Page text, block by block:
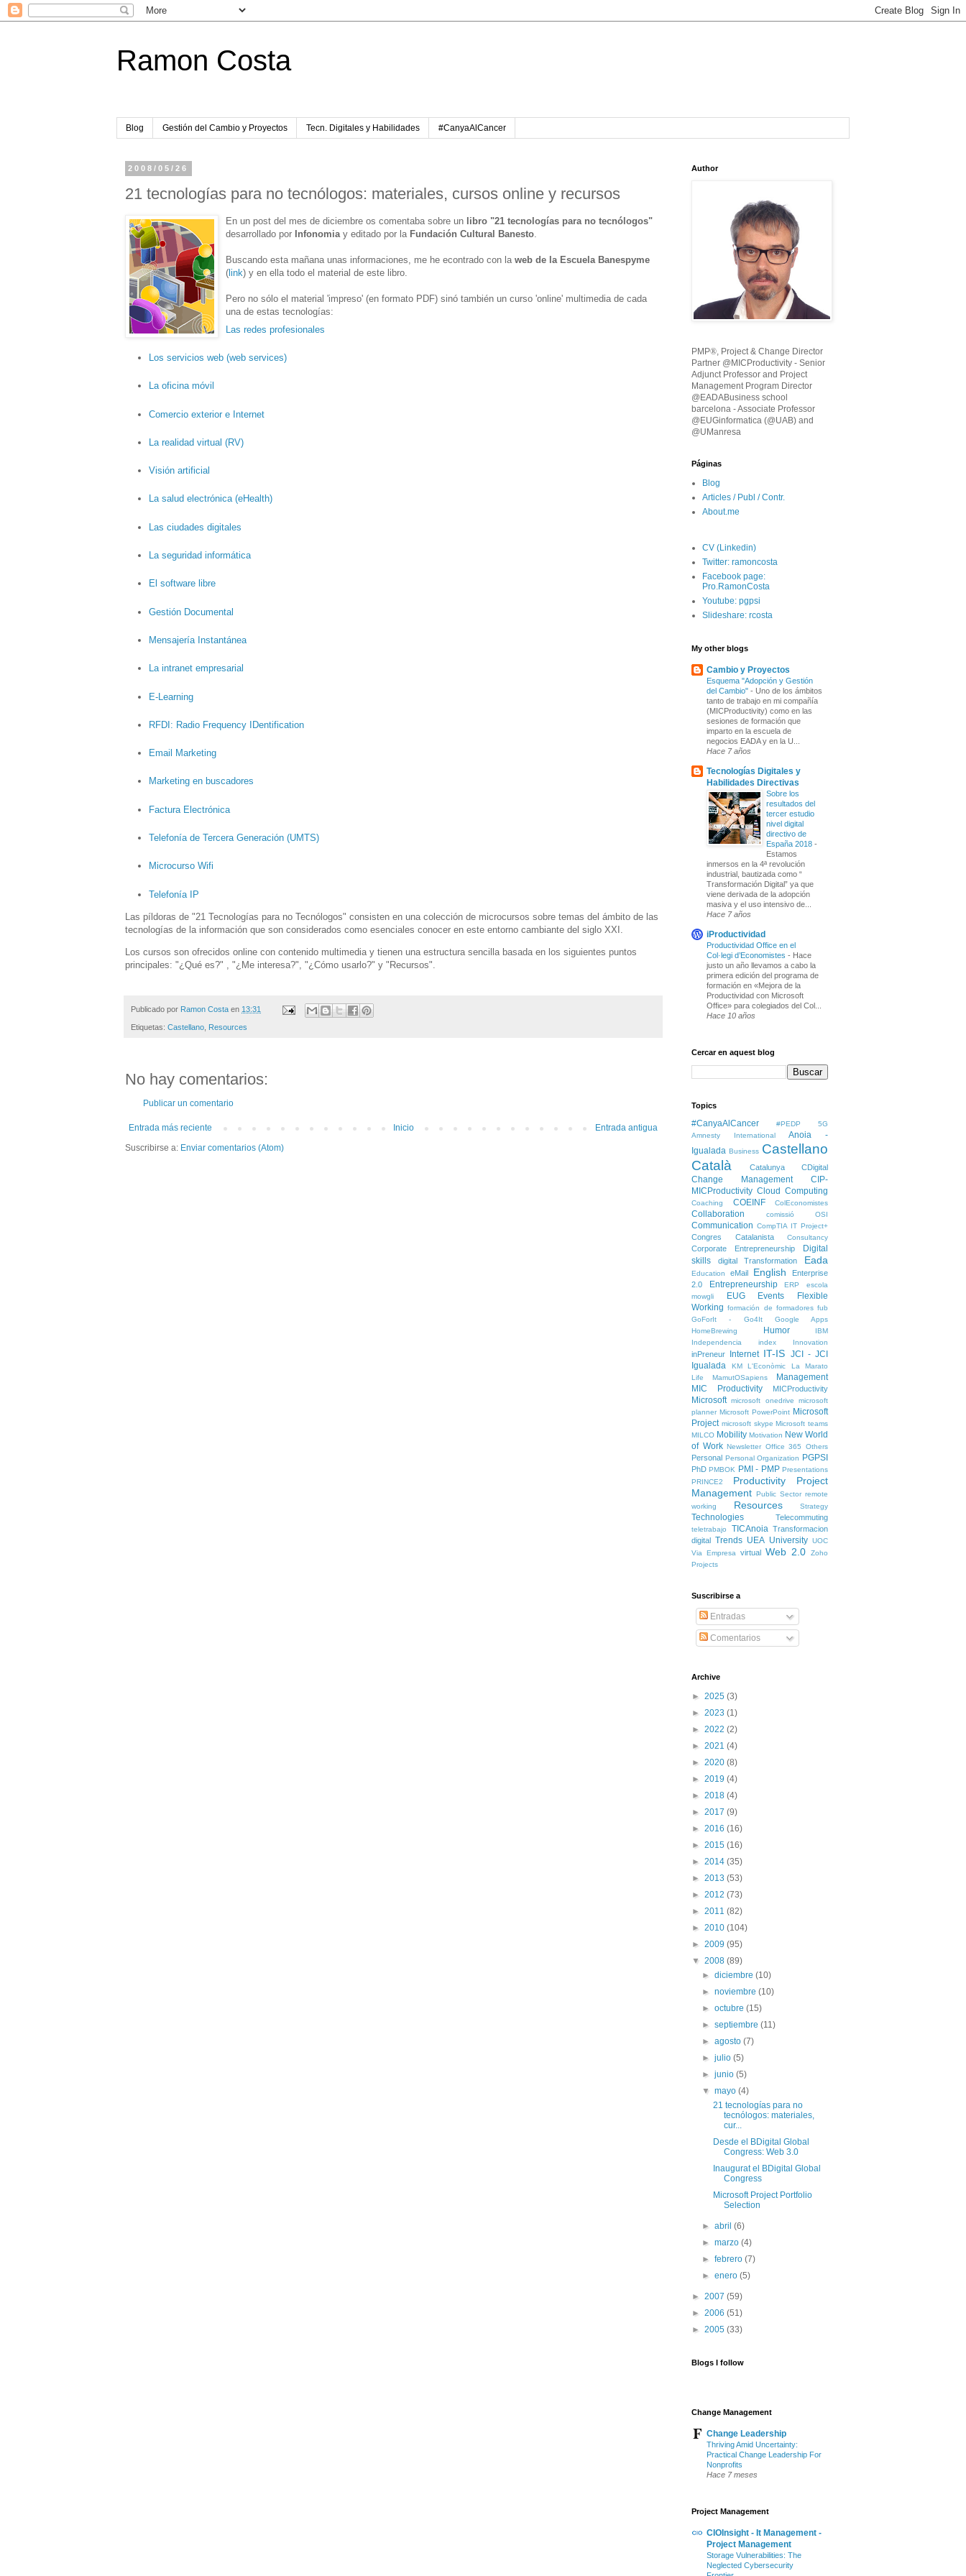
Ramon Costa
Blog Gestión del Cambio y Proyectos Tecn. Digitales y Habilidades #CanyaAlCancer
2008/05/26
21 tecnologías para no tecnólogos: materiales, cursos online y recursos
En un post del mes de diciembre os comentaba sobre un libro "21 tecnologías para no tecnólogos"
desarrollado por Infonomiay editado por la Fundación Cultural Banesto.
Buscando esta mañana unas informaciones, me he econtrado con la web de la Escuela Banespyme
( link) y en ella todo el material de este libro.
Pero no sólo el material 'impreso' (en formato PDF) sinó también un curso 'online' multimedia de cada
una de estas tecnologías:
Las redes profesionales
Los servicios web (web services)
La oficina móvil
Comercio exterior e Internet
La realidad virtual (RV)
Visión artificial
La salud electrónica (eHealth)
Las ciudades digitales
La seguridad informática
El software libre
Gestión Documental
Mensajería Instantánea
La intranet empresarial
E-Learning
RFDI: Radio Frequency IDentification
Email Marketing
Marketing en buscadores
Factura Electrónica
Telefonía de Tercera Generación (UMTS)
Microcurso Wifi
Telefonía IP
Las píldoras de "21 Tecnologías para no Tecnólogos" consisten en una colección de microcursos sobre temas del ámbito de las
tecnologías de la información que son considerados como esenciales conocer en este entorno cambiante del siglo XXI.
Los cursos son ofrecidos online con contenido multimedia y tienen una estructura sencilla basada en los siguientes puntos
principales: "¿Qué es?" , "¿Me interesa?", "¿Cómo usarlo?" y "Recursos".
Publicado por Ramon Costa en 13:31
Etiquetas: Castellano Resources
No hay comentarios:
Publicar un comentario
Entrada más reciente Entrada antigua
Inicio
Suscribirse a: Enviar comentarios (Atom)
Author
PMP®, Project & Change Director
Partner @MICProductivity - Senior
Adjunct Professor and Project
Management Program Director
@EADABusiness school
barcelona - Associate Professor
@EUGinformatica (@UAB) and
@UManresa
Páginas
Blog
Articles / Publ / Contr.
About.me
CV (Linkedin)
Twitter: ramoncosta
Facebook page:
Pro.RamonCosta
Youtube: pgpsi
Slideshare: rcosta
My other blogs
Cambio y Proyectos
Esquema "Adopción y Gestión
del Cambio" - Uno de los ámbitos
tanto de trabajo en mi compañía
(MICProductivity) como en las
sesiones de formación que
imparto en la escuela de
negocios EADA y en la U...
Hace 7 años
Tecnologías Digitales y
Habilidades Directivas
Sobre los
resultados del
tercer estudio
nivel digital
directivo de
España 2018 -
Estamos
inmersos en la 4ª revolución
industrial, bautizada como “
Transformación Digital” ya que
viene derivada de la adopción
masiva y el uso intensivo de...
Hace 7 años
iProductividad
Productividad Office en el
Col·legi d’Economistes - Hace
justo un año llevamos a cabo la
primera edición del programa de
formación en «Mejora de la
Productividad con Microsoft
Office» para colegiados del Col...
Hace 10 años
Cercar en aquest blog
Topics
#CanyaAlCancer #PEDP
5G
Amnesty International
Anoia -
Igualada Business Castellano
Català
Catalunya CDigital
Change Management
CIP-
MICProductivity Cloud Computing
Coaching COEINF ColEconomistes
Collaboration comissió OSI
Communication CompTIA IT Project+
Congres Catalanista Consultancy
Corporate Entrepreneurship
Digital
skills
digital Transformation Eada
Education eMail English
Enterprise
2.0
Entrepreneurship ERP
escola
mowgli
EUG Events
Flexible
Working formación de formadores fub
GoForIt - Go4It
Google Apps
HomeBrewing
Humor
IBM
Independencia
index Innovation
inPreneur Internet IT-IS JCI - JCI
Igualada
KM L'Econòmic
La Marato
Life
MamutOSapiens
Management
MIC Productivity
MICProductivity
Microsoft microsoft onedrive
microsoft
planner Microsoft PowerPoint Microsoft
Project microsoft skype Microsoft teams
MILCO Mobility Motivation New World
of Work Newsletter Office 365 Others
Personal Personal Organization PGPSI
PhD PMBOK PMI - PMP Presentations
PRINCE2
Productivity
Project
Management
Public Sector remote
working
Resources Strategy
Technologies Telecommuting
teletrabajo TICAnoia Transformacion
digital
Trends UEA University UOC
Via Empresa virtual Web 2.0
Zoho
Projects
Suscribirse a
Entradas
Comentarios
Archive
► 2025 (3)
► 2023 (1)
► 2022 (2)
► 2021 (4)
► 2020 (8)
► 2019 (4)
► 2018 (4)
► 2017 (9)
► 2016 (16)
► 2015 (16)
► 2014 (35)
► 2013 (53)
► 2012 (73)
► 2011 (82)
► 2010 (104)
► 2009 (95)
▼ 2008 (89)
►diciembre(10)
►noviembre(10)
►octubre(15)
►septiembre(11)
►agosto(7)
►julio(5)
►junio(5)
▼mayo(4)
21 tecnologías para no
tecnólogos: materiales,
cur...
Desde el BDigital Global
Congress: Web 3.0
Inaugurat el BDigital Global
Congress
Microsoft Project Portfolio
Selection
►abril(6)
►marzo(4)
►febrero(7)
►enero(5)
► 2007 (59)
► 2006 (51)
► 2005 (33)
Blogs I follow
Change Management
Change Leadership
Thriving Amid Uncertainty:
Practical Change Leadership For
Nonprofits
Hace 7 meses
Project Management
CIOInsight - It Management -
Project Management
Storage Vulnerabilities: The
Neglected Cybersecurity